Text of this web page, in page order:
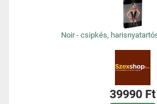
Noir - csipkés,
39990 Ft